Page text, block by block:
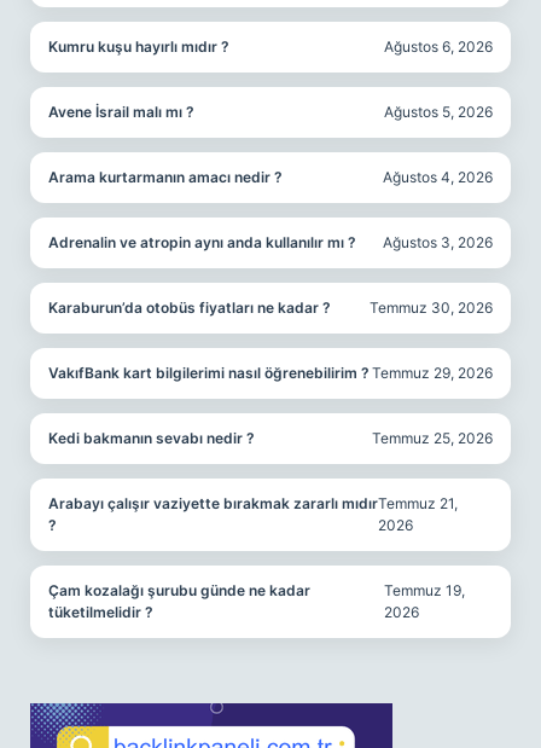
Kumru kuşu hayırlı mıdır ? Ağustos 6, 2026
Avene İsrail malı mı ? Ağustos 5, 2026
Arama kurtarmanın amacı nedir ? Ağustos 4, 2026
Adrenalin ve atropin aynı anda kullanılır mı ? Ağustos 3, 2026
Karaburun’da otobüs fiyatları ne kadar ? Temmuz 30, 2026
VakıfBank kart bilgilerimi nasıl öğrenebilirim ? Temmuz 29, 2026
Kedi bakmanın sevabı nedir ? Temmuz 25, 2026
Arabayı çalışır vaziyette bırakmak zararlı mıdır
?
Temmuz 21,
2026
Çam kozalağı şurubu günde ne kadar
tüketilmelidir ?
Temmuz 19,
2026